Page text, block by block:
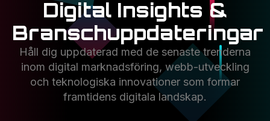
Digital Insights &
Branschuppdateringar
Håll dig uppdaterad med de senaste trenderna
inom digital marknadsföring, webb-utveckling
och teknologiska innovationer som formar
framtidens digitala landskap.